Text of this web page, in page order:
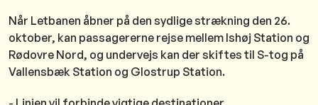
Når Letbanen åbner på den sydlige strækning den 26.
oktober, kan passagererne rejse mellem Ishøj Station og
Rødovre Nord, og undervejs kan der skiftes til S-tog på
Vallensbæk Station og Glostrup Station.